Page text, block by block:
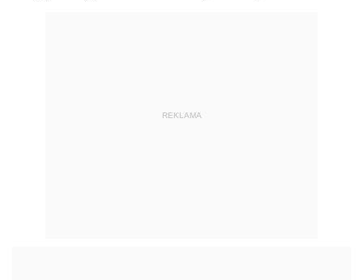
REKLAMA